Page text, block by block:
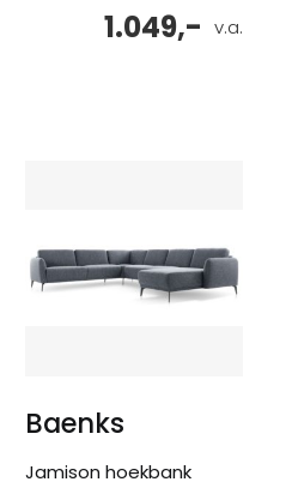
v.a.
1.049,-
Baenks
Jamison hoekbank